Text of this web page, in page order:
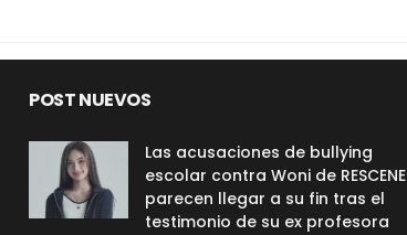
POST NUEVOS
Las acusaciones de bullying
escolar contra Woni de RESCENE
parecen llegar a su fin tras el
testimonio de su ex profesora